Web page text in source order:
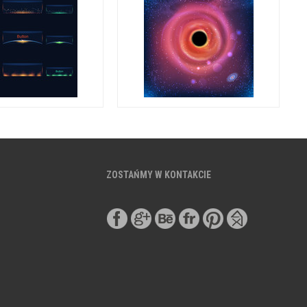
ZOSTAŃMY W KONTAKCIE